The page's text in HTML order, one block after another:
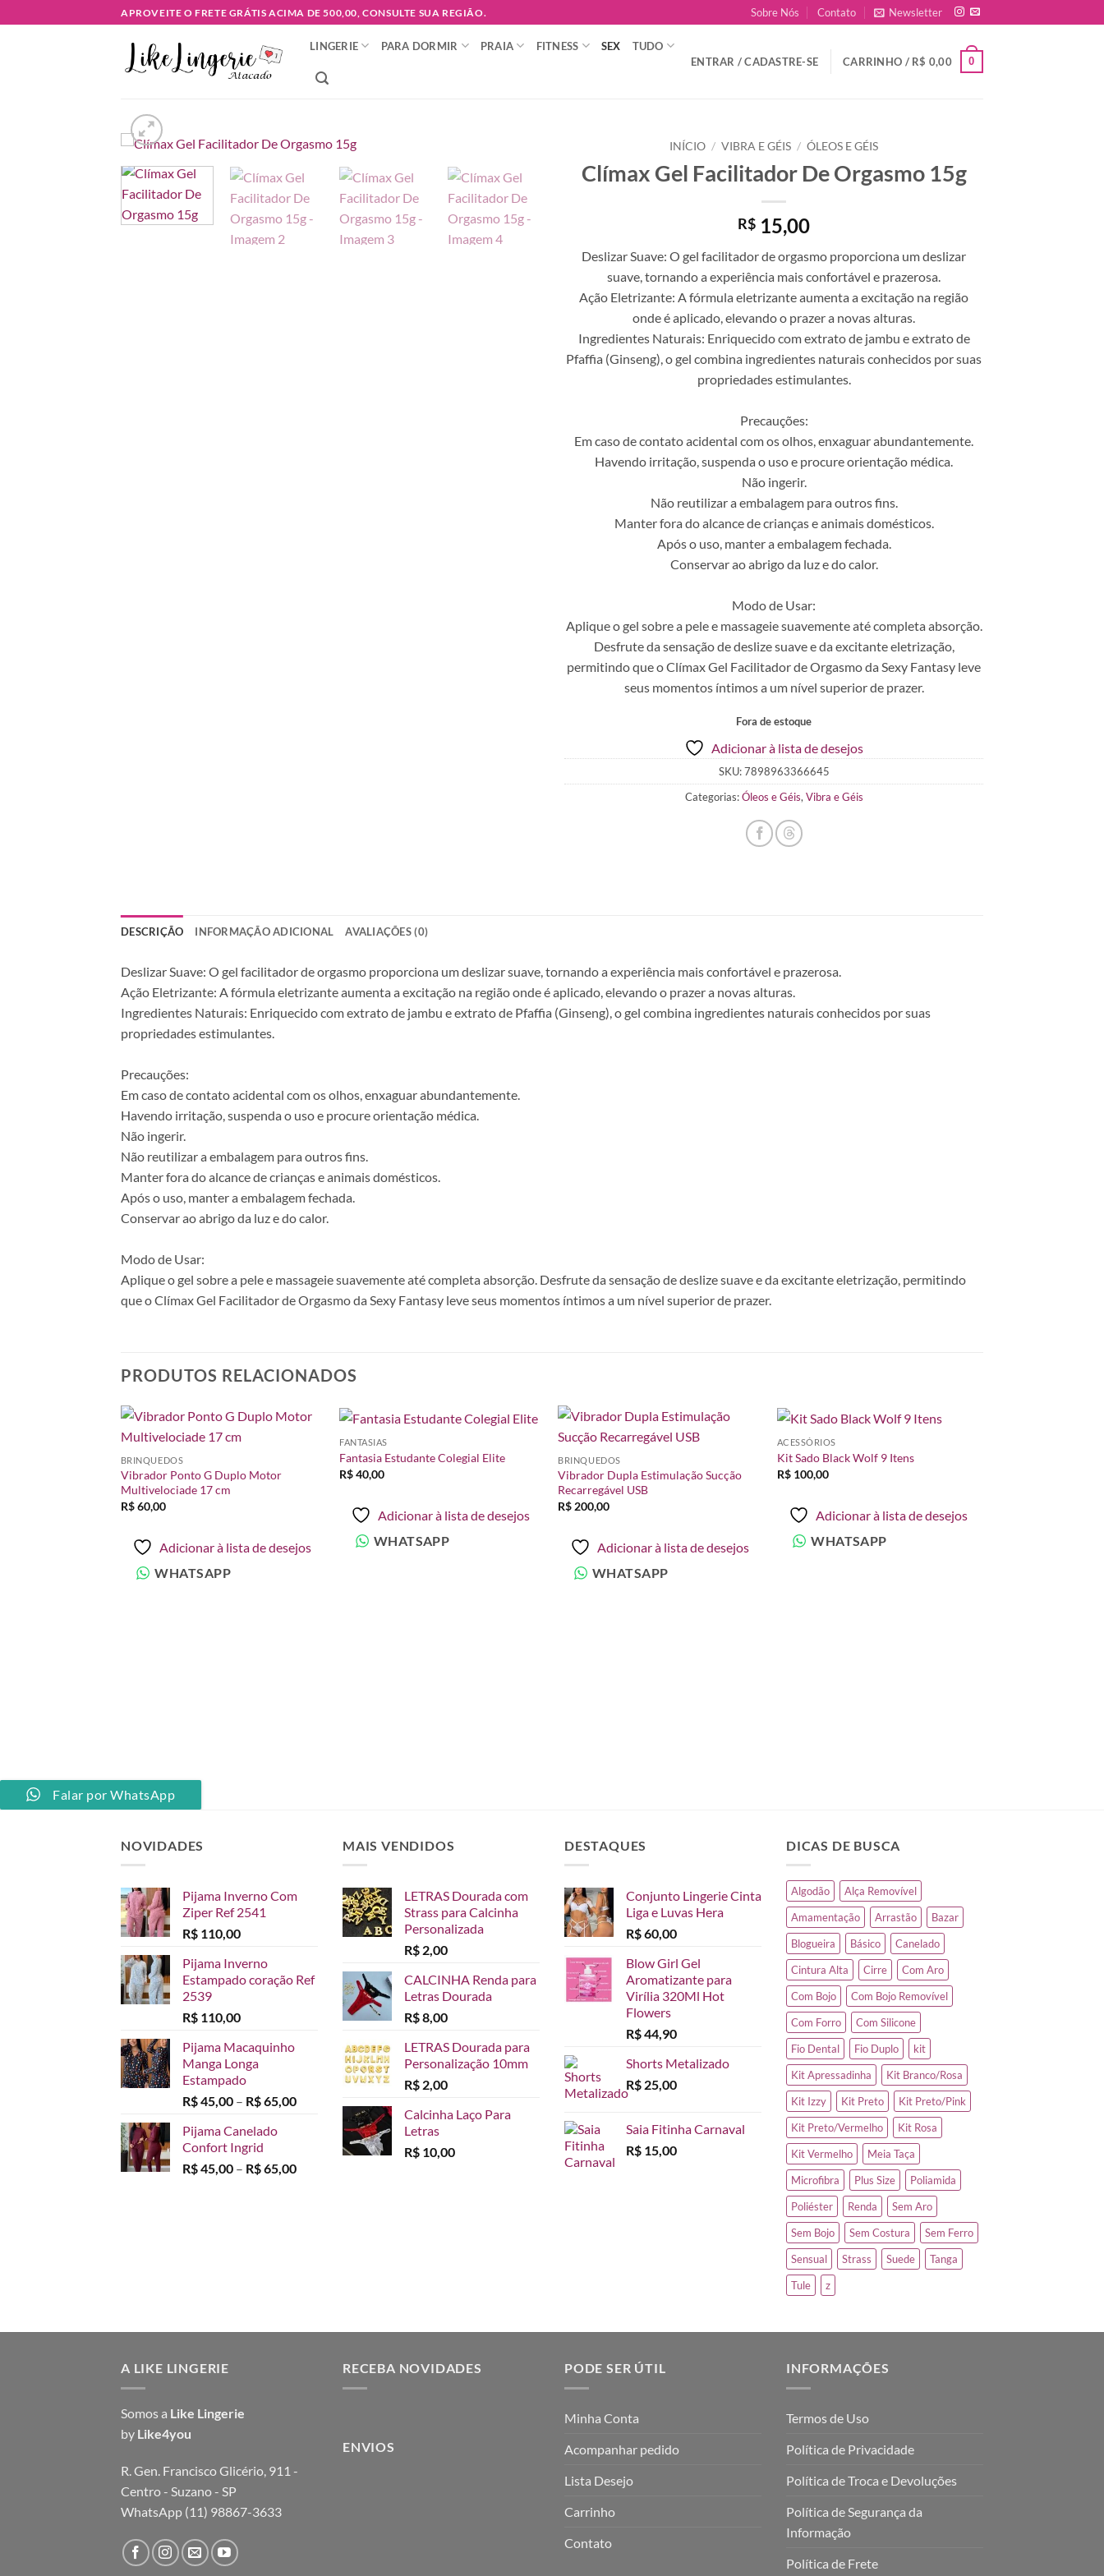
to
APROVEITE O FRETE GRÁTIS ACIMA DE 500,00, CONSULTE SUA REGIÃO. Sobre Nós Contato Newsletter
LINGERIE PARA DORMIR PRAIA FITNESS SEX
TUDO
ENTRAR / CADASTRE-SE
CARRINHO / R$ 0,00 0
Adicionar
à lista de
desejos
INÍCIO / VIBRA E GÉIS / ÓLEOS E GÉIS
Clímax Gel Facilitador De Orgasmo 15g
R$ 15,00
Deslizar Suave: O gel facilitador de orgasmo proporciona um deslizar
suave, tornando a experiência mais confortável e prazerosa.
Ação Eletrizante: A fórmula eletrizante aumenta a excitação na região
onde é aplicado, elevando o prazer a novas alturas.
Ingredientes Naturais: Enriquecido com extrato de jambu e extrato de
Pfaffia (Ginseng), o gel combina ingredientes naturais conhecidos por suas
propriedades estimulantes.
Precauções:
Em caso de contato acidental com os olhos, enxaguar abundantemente.
Havendo irritação, suspenda o uso e procure orientação médica.
Não ingerir.
Não reutilizar a embalagem para outros fins.
Manter fora do alcance de crianças e animais domésticos.
Após o uso, manter a embalagem fechada.
Conservar ao abrigo da luz e do calor.
Modo de Usar:
Aplique o gel sobre a pele e massageie suavemente até completa absorção.
Desfrute da sensação de deslize suave e da excitante eletrização,
permitindo que o Clímax Gel Facilitador de Orgasmo da Sexy Fantasy leve
seus momentos íntimos a um nível superior de prazer.
Fora de estoque
Adicionar à lista de desejos
SKU:7898963366645
Categorias:Óleos e Géis,Vibra e Géis
DESCRIÇÃO INFORMAÇÃO ADICIONAL AVALIAÇÕES (0)
Deslizar Suave: O gel facilitador de orgasmo proporciona um deslizar suave, tornando a experiência mais confortável e prazerosa.
Ação Eletrizante: A fórmula eletrizante aumenta a excitação na região onde é aplicado, elevando o prazer a novas alturas.
Ingredientes Naturais: Enriquecido com extrato de jambu e extrato de Pfaffia (Ginseng), o gel combina ingredientes naturais conhecidos por suas
propriedades estimulantes.
Precauções:
Em caso de contato acidental com os olhos, enxaguar abundantemente.
Havendo irritação, suspenda o uso e procure orientação médica.
Não ingerir.
Não reutilizar a embalagem para outros fins.
Manter fora do alcance de crianças e animais domésticos.
Após o uso, manter a embalagem fechada.
Conservar ao abrigo da luz e do calor.
Modo de Usar:
Aplique o gel sobre a pele e massageie suavemente até completa absorção. Desfrute da sensação de deslize suave e da excitante eletrização, permitindo
que o Clímax Gel Facilitador de Orgasmo da Sexy Fantasy leve seus momentos íntimos a um nível superior de prazer.
PRODUTOS RELACIONADOS
desejos
BRINQUEDOS
Vibrador Ponto G Duplo Motor
Multivelociade 17 cm
R$60,00
Adicionar à lista de desejos
WHATSAPP
à lista de
FANTASIAS
Fantasia Estudante Colegial Elite
R$40,00
Adicionar à lista de desejos
WHATSAPP
desejos
BRINQUEDOS
Vibrador Dupla Estimulação Sucção
Recarregável USB
R$ 200,00
Adicionar à lista de desejos
WHATSAPP
ACESSÓRIOS
Kit Sado Black Wolf 9 Itens
R$100,00
Adicionar à lista de desejos
WHATSAPP
Falar por WhatsApp
NOVIDADES
Pijama Inverno Com
Ziper Ref 2541
R$ 110,00
Pijama Inverno
Estampado coração Ref
2539
R$ 110,00
Pijama Macaquinho
Manga Longa
Estampado
R$45,00 – R$65,00Faixa
R$ 45,00
através
Pijama Canelado
Confort Ingrid
R$45,00 – R$65,00Faixa
MAIS VENDIDOS
LETRAS Dourada com
Strass para Calcinha
Personalizada
R$ 2,00
CALCINHA Renda para
Letras Dourada
R$8,00
LETRAS Dourada para
Personalização 10mm
R$ 2,00
Calcinha Laço Para
Letras
R$ 10,00
DESTAQUES
Conjunto Lingerie Cinta
Liga e Luvas Hera
R$60,00
Blow Girl Gel
Aromatizante para
Virília 320Ml Hot
Flowers
R$44,90
Shorts Metalizado
R$ 25,00
Saia Fitinha Carnaval
R$ 15,00
DICAS DE BUSCA
Algodão
Alça Removível
Amamentação
Arrastão
Bazar
Blogueira
Básico
Canelado
Cintura Alta
Cirre
Com Aro
Com Bojo
Com Bojo Removível
Com Forro
Com Silicone
Fio Dental
Fio Duplo
kit
Kit Apressadinha
Kit Branco/Rosa
Kit Izzy
Kit Preto
Kit Preto/Pink
Kit Preto/Vermelho
Kit Rosa
Kit Vermelho
Meia Taça
Microfibra
Plus Size
Poliamida
Poliéster
Renda
Sem Aro
Sem Bojo
Sem Costura
Sem Ferro
Sensual
Strass Suede
Tanga
Tule
z
A LIKE LINGERIE
Somos a Like Lingerie
by Like4you
R. Gen. Francisco Glicério, 911 -
Centro - Suzano - SP
WhatsApp (11) 98867-3633
RECEBA NOVIDADES
ENVIOS
PODE SER ÚTIL
Minha Conta
Acompanhar pedido
Lista Desejo
Carrinho
Contato
INFORMAÇÕES
Termos de Uso
Política de Privacidade
Política de Troca e Devoluções
Política de Segurança da
Informação
Política de Frete